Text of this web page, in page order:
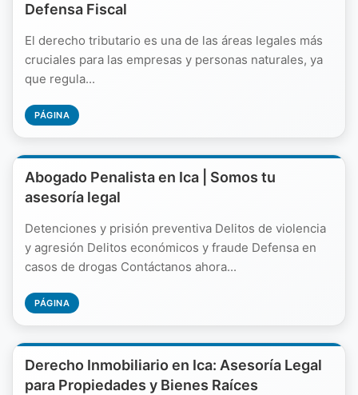
Defensa Fiscal
El derecho tributario es una de las áreas legales más
cruciales para las empresas y personas naturales, ya
que regula...
PÁGINA
Abogado Penalista en Ica | Somos tu
asesoría legal
Detenciones y prisión preventiva Delitos de violencia
y agresión Delitos económicos y fraude Defensa en
casos de drogas Contáctanos ahora...
PÁGINA
Derecho Inmobiliario en Ica: Asesoría Legal
para Propiedades y Bienes Raíces